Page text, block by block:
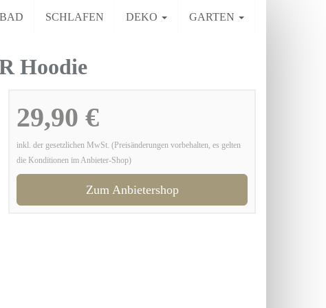
BAD SCHLAFEN DEKO GARTEN
Hoodie
29,90 €
inkl. der gesetzlichen MwSt. (Preisänderungen vorbehalten, es gelten
die Konditionen im Anbieter-Shop)
Zum Anbietershop